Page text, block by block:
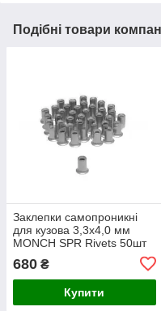
Подібні товари
Заклепки самопроникні
для кузова 3,3х4,0 мм
MONCH SPR Rivets 50шт
680 ₴
Купити